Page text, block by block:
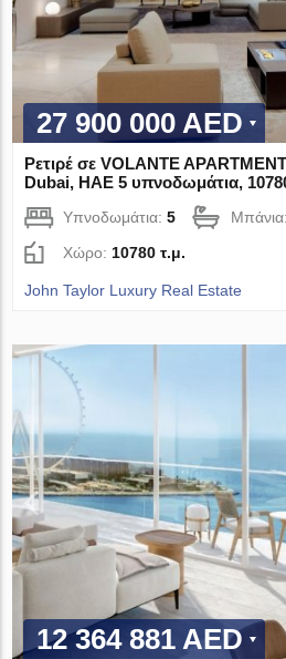
27 900 000 AED
Ρετιρέ σε VOLANTE
Dubai, ΗΑΕ 5 υπνοδωμάτια,
Υπνοδωμάτια:5
Χώρο: 10780 τ.μ.
John Taylor Luxury Real Estate
12 364 881 AED